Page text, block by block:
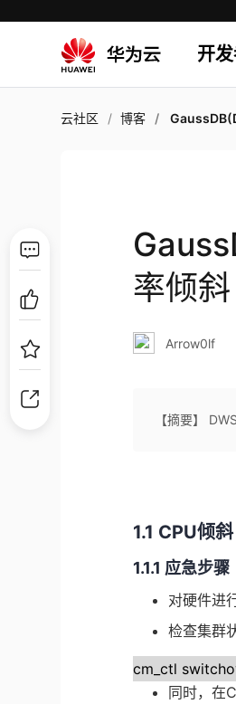
开
云社区 博客
率倾斜
Arrow0lf
【摘要】
1.1 CPU倾
1.1.1 应急步骤
对硬件进
检查集群
cm_ctl
同时，在